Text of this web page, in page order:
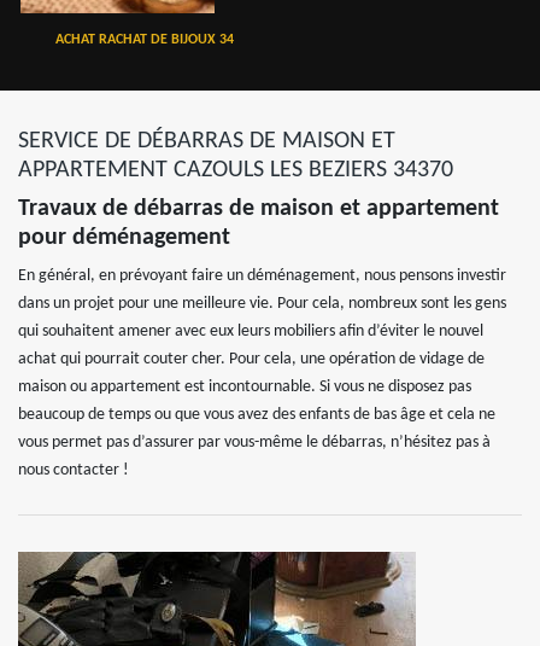
ACHAT RACHAT DE BIJOUX 34
SERVICE DE DÉBARRAS DE MAISON ET
APPARTEMENT CAZOULS LES BEZIERS 34370
Travaux de débarras de maison et appartement
pour déménagement
En général, en prévoyant faire un déménagement, nous pensons investir
dans un projet pour une meilleure vie. Pour cela, nombreux sont les gens
qui souhaitent amener avec eux leurs mobiliers afin d’éviter le nouvel
achat qui pourrait couter cher. Pour cela, une opération de vidage de
maison ou appartement est incontournable. Si vous ne disposez pas
beaucoup de temps ou que vous avez des enfants de bas âge et cela ne
vous permet pas d’assurer par vous-même le débarras, n’hésitez pas à
nous contacter !